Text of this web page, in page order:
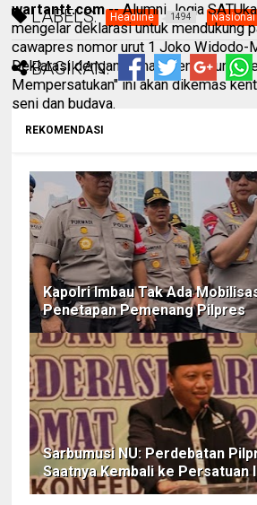
wartantt.com-- Alumni Jogja
mengelar deklarasi untuk mendukung
cawapres nomor urut 1 Joko Widodo-
Deklarasi dengan tema "Mendukung
Mempersatukan" ini akan dikemas
seni dan budaya.
"Pada tanggal 23 Maret 2019, di
Alumni Jogja SATUkan Indonesia
mempersatukan," ujar Ajar Budi
alumni Jogja SATUkan Indonesia
(12/03/2019)
Budi Kuncoro menjelaskan, konsep
merujuk pada teks "alumni" dalam
sehingga terbuka bagi semua lapisan
sekitarnya. "Alumni ini dalam arti luas,
sedang memiliki persentuhan dengan
faktor pendidikan, domisili,
dan berbagai alasan lain," tegasnya.
Maka, kepesertaan dalam acara ini
selaras dengan spirit Yogyakarta
yang mampu mengakomodasi semua
Jogja terinspirasi untuk mengelar
beberapa alasan. Pertama Jogja
merefkeksikan keindonesiaan.
Pemuda dan pemudi dari Sabang
LABELS: Headline 1494 Nasional
BAGIKAN:
REKOMENDASI
Kapolri Imbau Tak Ada
Penetapan Pemenang Pilpres
Sarbumusi NU: Perdebatan
Saatnya Kembali ke Persatuan